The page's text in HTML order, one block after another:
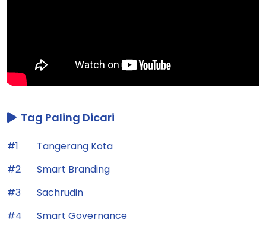
Tag Paling Dicari
#1
Tangerang Kota
#2
Smart Branding
#3
Sachrudin
#4
Smart Governance